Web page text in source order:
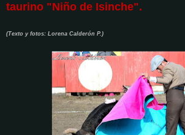
taurino "Niño de Isinche".
(Texto y fotos: Lorena Calderón P.)